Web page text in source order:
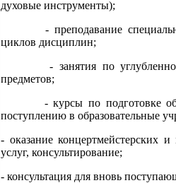
духовые инструменты);
- преподавание
циклов дисциплин;
- занятия по
предметов;
- курсы по подготовке
поступлению в образовательные
- оказание концертмейстерских и
услуг, консультирование;
- консультация для вновь